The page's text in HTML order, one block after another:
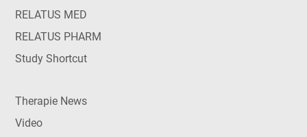
RELATUS MED
RELATUS PHARM
Study Shortcut
Therapie News
Video